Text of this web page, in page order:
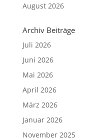
August 2026
Archiv Beiträge
Juli 2026
Juni 2026
Mai 2026
April 2026
März 2026
Januar 2026
November 2025